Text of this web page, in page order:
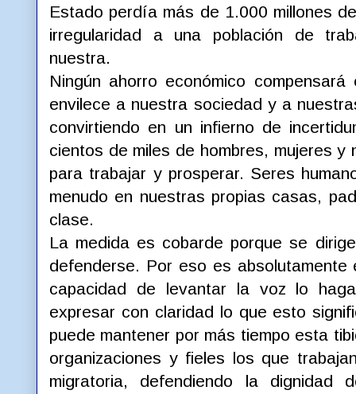
Estado perdía más de 1.000 millones
irregularidad a una población de
nuestra.
Ningún ahorro económico
envilece a nuestra sociedad y a
convirtiendo en un infierno de
cientos de miles de hombres, mujeres
para trabajar y prosperar. Seres
menudo en nuestras propias casas,
clase.
La medida es cobarde porque se
defenderse. Por eso es absolutamente
capacidad de levantar la voz lo
expresar con claridad lo que esto
puede mantener por más tiempo esta
organizaciones y fieles los que
migratoria, defendiendo la dignidad